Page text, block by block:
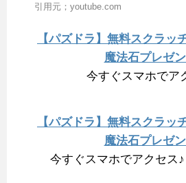
引用元；youtube.com
【パズドラ】無料スクラッ
魔法石プレゼ
今すぐスマホでア
【パズドラ】無料スクラッ
魔法石プレゼ
今すぐスマホでアクセス